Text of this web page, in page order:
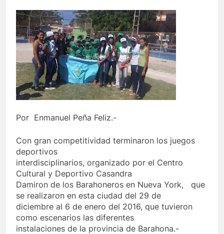
Por Enmanuel Peña Feliz.-
Con gran competitividad terminaron los juegos
deportivos
interdisciplinarios, organizado por el Centro
Cultural y Deportivo Casandra
Damiron de los Barahoneros en Nueva York,
que
se realizaron en esta ciudad del 29 de
diciembre al 6 de enero del 2016, que tuvieron
como escenarios las diferentes
instalaciones de la provincia de Barahona.-